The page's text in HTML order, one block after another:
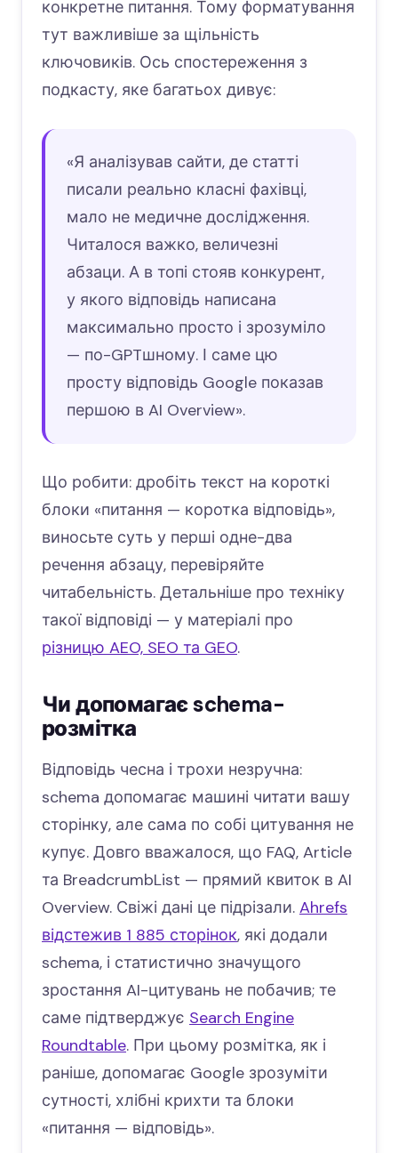
конкретне питання. Тому форматування
тут важливіше за щільність
ключовиків. Ось спостереження з
подкасту, яке багатьох дивує:
«Я аналізував сайти, де статті
писали реально класні фахівці,
мало не медичне дослідження.
Читалося важко, величезні
абзаци. А в топі стояв конкурент,
у якого відповідь написана
максимально просто і зрозуміло
— по-GPTшному. І саме цю
просту відповідь Google показав
першою в AI Overview».
Що робити: дробіть текст на короткі
блоки «питання — коротка відповідь»,
виносьте суть у перші одне-два
речення абзацу, перевіряйте
читабельність. Детальніше про техніку
такої відповіді — у матеріалі про
різницю AEO, SEO та GEO.
Чи допомагає schema-
розмітка
Відповідь чесна і трохи незручна:
schema допомагає машині читати вашу
сторінку, але сама по собі цитування не
купує. Довго вважалося, що FAQ, Article
та BreadcrumbList — прямий квиток в AI
Overview. Свіжі дані це підрізали. Ahrefs
відстежив 1 885 сторінок, які додали
schema, і статистично значущого
зростання AI-цитувань не побачив; те
саме підтверджує Search Engine
Roundtable. При цьому розмітка, як і
раніше, допомагає Google зрозуміти
сутності, хлібні крихти та блоки
«питання — відповідь».